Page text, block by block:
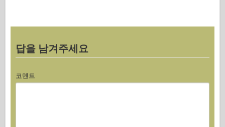
답을 남겨주세요
코멘트